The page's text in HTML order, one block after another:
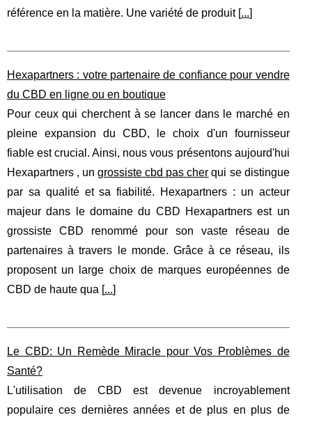
référence en la matière. Une variété de produit [...]
Hexapartners : votre partenaire de confiance pour vendre
du CBD en ligne ou en boutique
Pour ceux qui cherchent à se lancer dans le marché en
pleine expansion du CBD, le choix d'un fournisseur
fiable est crucial. Ainsi, nous vous présentons aujourd'hui
Hexapartners , ungrossiste cbd pas cher qui se distingue
par sa qualité et sa fiabilité. Hexapartners : un acteur
majeur dans le domaine du CBD Hexapartners est un
grossiste CBD renommé pour son vaste réseau de
partenaires à travers le monde. Grâce à ce réseau, ils
proposent un large choix de marques européennes de
CBD de haute qua [...]
Le CBD: Un Remède Miracle pour Vos Problèmes de
Santé?
L'utilisation de CBD est devenue incroyablement
populaire ces dernières années et de plus en plus de